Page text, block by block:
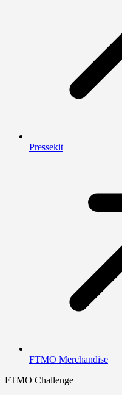
Pressekit
FTMO Merchandise
FTMO Challenge